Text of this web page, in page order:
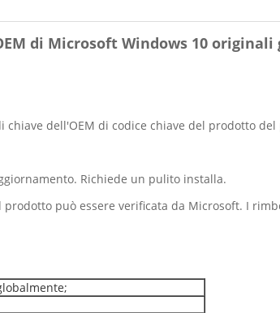
di Microsoft Windows 10
dell'OEM di codice chiave del prodotto
Richiede un pulito installa.
può essere verificata da Microsoft. I